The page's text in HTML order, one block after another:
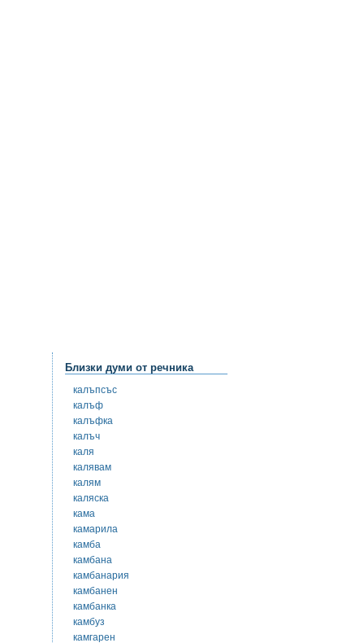
Близки думи от речника
калъпсъс
калъф
калъфка
калъч
каля
калявам
калям
каляска
кама
камарила
камба
камбана
камбанария
камбанен
камбанка
камбуз
камгарен